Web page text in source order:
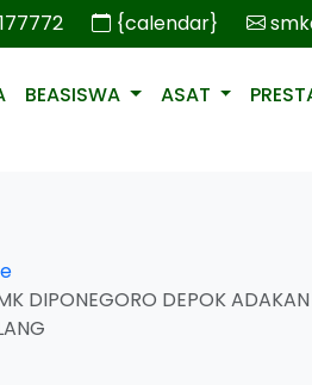
{calendar}
BEASISWA ASAT
DIPONEGORO DEPOK